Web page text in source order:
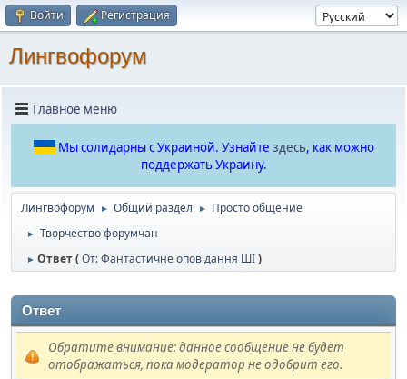
Войти Регистрация
Лингвофорум
Главное меню
Мы солидарны с Украиной. Узнайте здесь, как можно
поддержать Украину.
Лингвофорум ► Общий раздел ► Просто общение
► Творчество форумчан
► Ответ (От: Фантастичне оповідання ШІ)
Ответ
Обратите внимание: данное сообщение не будет
отображаться, пока модератор не одобрит его.